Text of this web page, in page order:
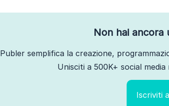
Non hai ancora
Publer semplifica la creazione,
Unisciti a 500K+ social
Iscriviti